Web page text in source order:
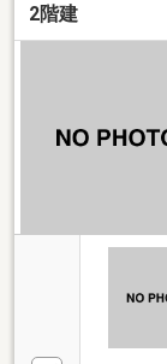
2階建